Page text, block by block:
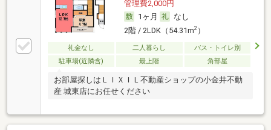
管理費2,000円
1ヶ月
なし
2階 / 2LDK（54.31m2）
礼金なし 二人暮らし
バス・トイレ別
駐車場(近隣含)
最上階 角部屋
お部屋探しはＬＩＸＩＬ不動産ショップの小金井不動
産 城東店にお任せください